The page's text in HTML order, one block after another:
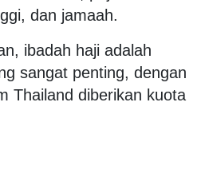
dan jamaah.
ibadah haji adalah
sangat penting, dengan
Thailand diberikan kuota